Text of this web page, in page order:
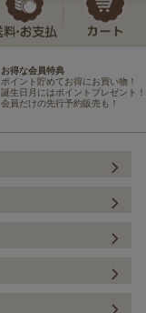
お得な会員特典
ポイント貯めてお得にお買い物！
誕生日月にはポイントプレゼント！
会員だけの先行予約販売も！